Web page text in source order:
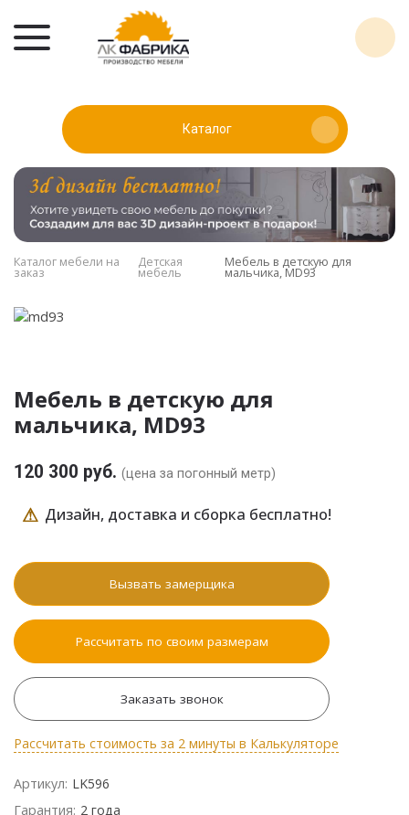
Каталог
Каталог мебели на
заказ
Детская
мебель
Мебель в детскую для
мальчика, MD93
Мебель в детскую для
мальчика, MD93
120 300 руб. (цена за погонный метр)
⚠ Дизайн, доставка и сборка бесплатно!
Вызвать замерщика
Рассчитать по своим размерам
Заказать звонок
Рассчитать стоимость за 2 минуты в Калькуляторе
Артикул: LK596
Гарантия: 2 года